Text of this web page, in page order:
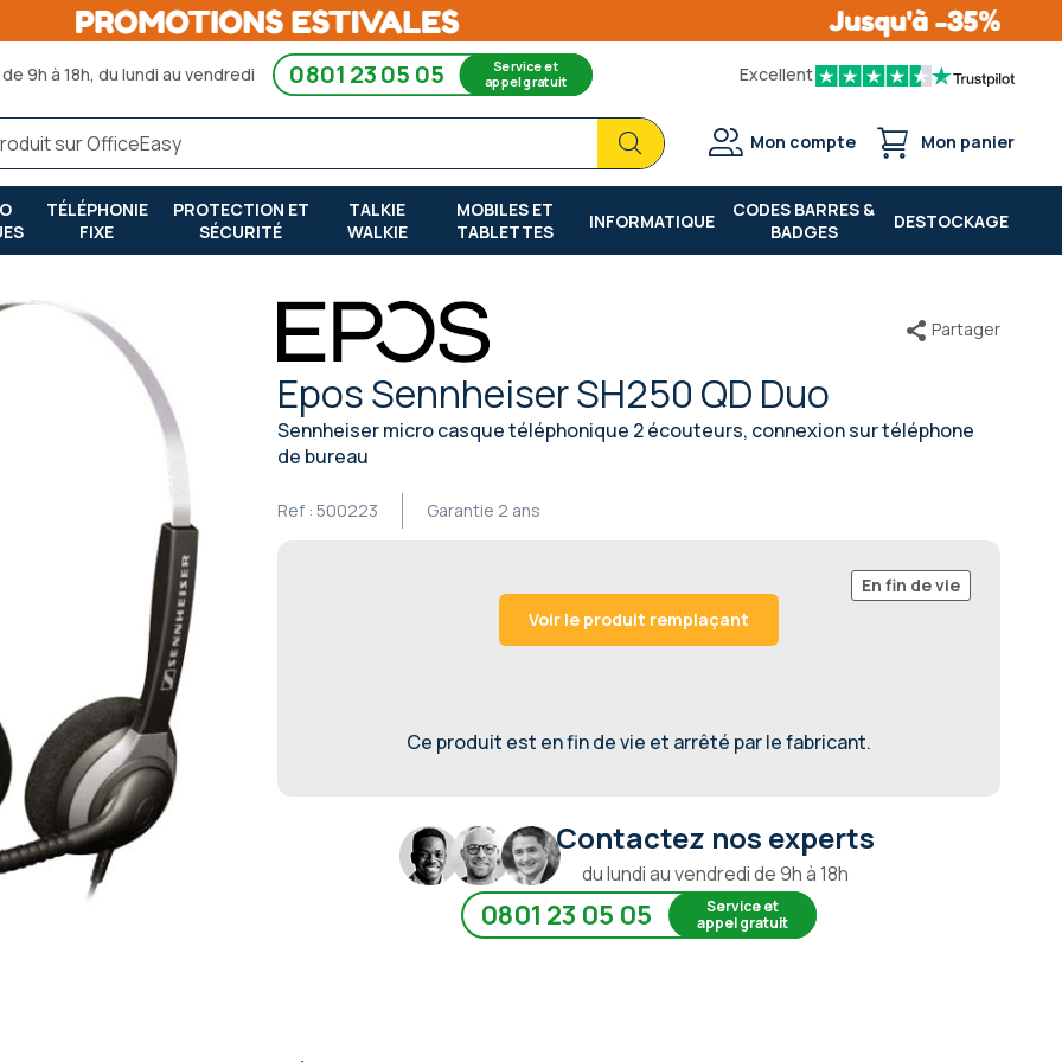
9h à 18h, du lundi au vendredi 0801 23 05 05 Service et
appel gratuit Excellent
Chercher
Chercher
Mon compte Mon panier
TÉLÉPHONIE
FIXE
PROTECTION ET
SÉCURITÉ
TALKIE
WALKIE
MOBILES ET
TABLETTES
INFORMATIQUE
CODES BARRES &
BADGES
DESTOCKAGE
Epos Sennheiser SH250 QD Duo
Sennheiser micro casque téléphonique 2 écouteurs, connexion sur téléphone
de bureau
Garantie 2 ans
Ref : 500223
Partager
En fin de vie
Voir le produit remplaçant
Ce produit est en fin de vie et arrêté par le fabricant.
Contactez nos experts
du lundi au vendredi de 9h à 18h
0801 23 05 05
Service et
appel gratuit